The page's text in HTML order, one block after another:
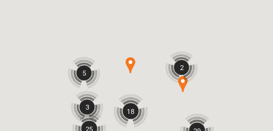
18
25
3
5
2